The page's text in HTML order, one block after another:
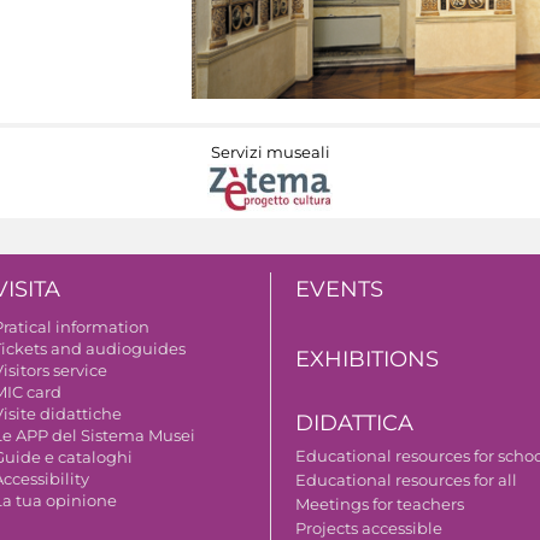
Servizi museali
information
and audioguides
service
card
didattiche
APP del Sistema Musei
e cataloghi
tua opinione
EVENTS
EXHIBITIONS
DIDATTICA
Educational resources for
Educational resources for all
Meetings for teachers
Projects accessible